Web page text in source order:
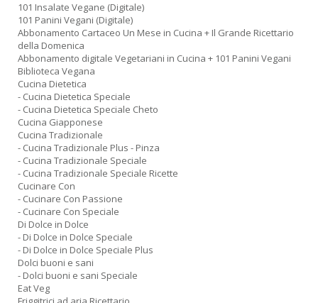
101 Insalate Vegane (Digitale)
101 Panini Vegani (Digitale)
Abbonamento Cartaceo Un Mese in Cucina + Il Grande Ricettario
della Domenica
Abbonamento digitale Vegetariani in Cucina + 101 Panini Vegani
Biblioteca Vegana
Cucina Dietetica
- Cucina Dietetica Speciale
- Cucina Dietetica Speciale Cheto
Cucina Giapponese
Cucina Tradizionale
- Cucina Tradizionale Plus - Pinza
- Cucina Tradizionale Speciale
- Cucina Tradizionale Speciale Ricette
Cucinare Con
- Cucinare Con Passione
- Cucinare Con Speciale
Di Dolce in Dolce
- Di Dolce in Dolce Speciale
- Di Dolce in Dolce Speciale Plus
Dolci buoni e sani
- Dolci buoni e sani Speciale
Eat Veg